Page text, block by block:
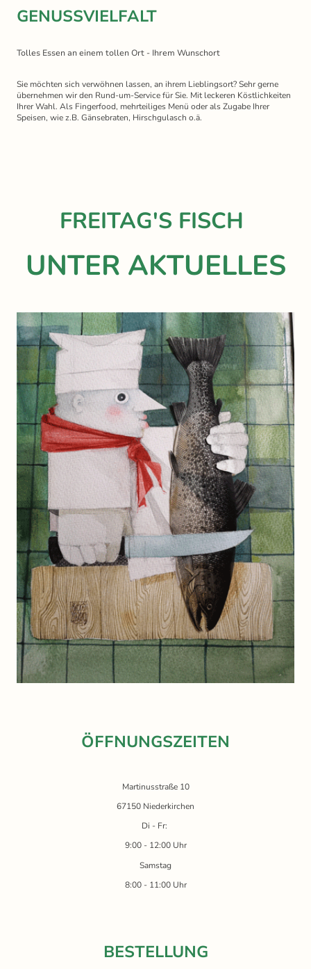
GENUSSVIELFALT
Tolles Essen an einem tollen Ort - Ihrem Wunschort
Sie möchten sich verwöhnen lassen, an ihrem Lieblingsort? Sehr gerne
übernehmen wir den Rund-um-Service für Sie. Mit leckeren Köstlichkeiten
Ihrer Wahl. Als Fingerfood, mehrteiliges Menü oder als Zugabe Ihrer
Speisen, wie z.B. Gänsebraten, Hirschgulasch o.ä.
FREITAG'S FISCH
UNTER AKTUELLES
ÖFFNUNGSZEITEN
Martinusstraße 10
67150 Niederkirchen
Di - Fr:
9:00 - 12:00 Uhr
Samstag
8:00 - 11:00 Uhr
BESTELLUNG